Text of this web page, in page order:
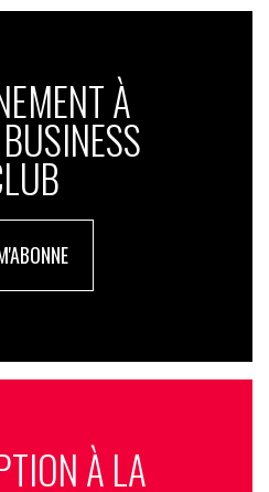
À
À LA